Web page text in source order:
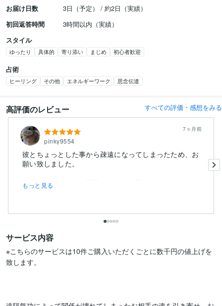
お届け日数
3日（予定） / 約2日（実績）
初回返答時間
3時間以内（実績）
スタイル
ゆったり 具体的 寄り添い まじめ 初心者歓迎
占術
ヒーリング その他 エネルギーワーク 思念伝達
高評価のレビュー すべての評価・感想をみる
pinky9554
7ヶ月前
彼とちょっとした事から疎遠になってしまったため、お
願い致しました。
お世話になるのは２回目ですが、今回も終始にわたり
大...
もっと見る
サービス内容
※こちらのサービスは10件ご購入いただくごとに数千円の値上げを
致します。